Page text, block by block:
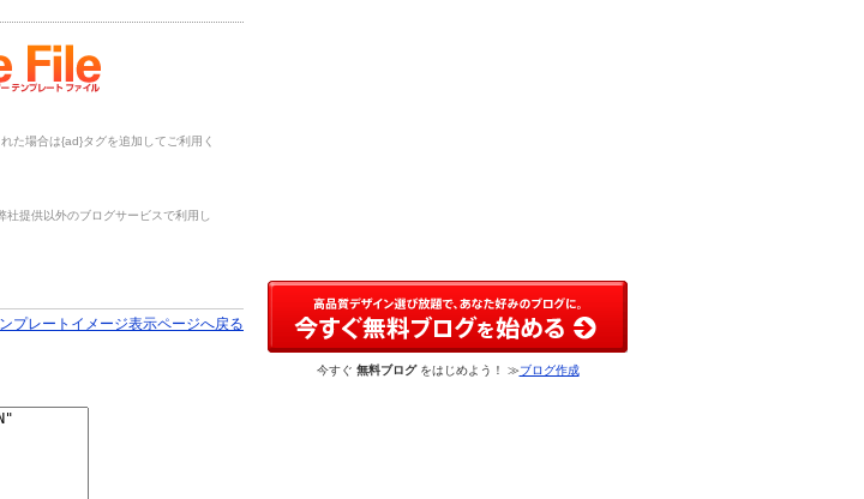
た場合は{ad}タグを追加してご利用く
提供以外のブログサービスで利用し
プレートイメージ表示ページへ戻る
今すぐ 無料ブログをはじめよう！ ≫ブログ作成